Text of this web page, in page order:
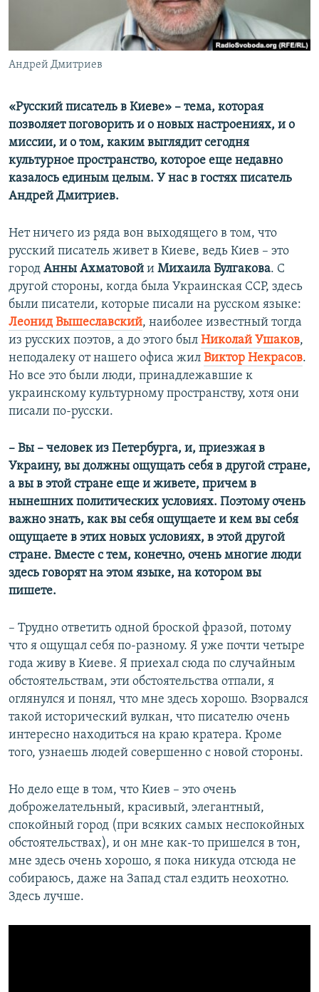
ПОБЕДИТЕЛЕЙ НЕ СУДЯТ?
КРЫМ.НЕПОКОРЕННЫЙ
ELIFBE
Все сайты RFE/RL
Андрей Дмитриев
«Русский писатель в Киеве» – тема, которая
позволяет поговорить и о новых настроениях, и о
миссии, и о том, каким выглядит сегодня
культурное пространство, которое еще недавно
казалось единым целым. У нас в гостях писатель
Андрей Дмитриев.
Нет ничего из ряда вон выходящего в том, что
русский писатель живет в Киеве, ведь Киев – это
город Анны Ахматовой и Михаила Булгакова. С
другой стороны, когда была Украинская ССР, здесь
были писатели, которые писали на русском языке:
Леонид Вышеславский, наиболее известный тогда
из русских поэтов, а до этого был Николай Ушаков,
неподалеку от нашего офиса жил Виктор Некрасов.
Но все это были люди, принадлежавшие к
украинскому культурному пространству, хотя они
писали по-русски.
– Вы – человек из Петербурга, и, приезжая в
Украину, вы должны ощущать себя в другой стране,
а вы в этой стране еще и живете, причем в
нынешних политических условиях. Поэтому очень
важно знать, как вы себя ощущаете и кем вы себя
ощущаете в этих новых условиях, в этой другой
стране. Вместе с тем, конечно, очень многие люди
здесь говорят на этом языке, на котором вы
пишете.
–​ Трудно ответить одной броской фразой, потому
что я ощущал себя по-разному. Я уже почти четыре
года живу в Киеве. Я приехал сюда по случайным
обстоятельствам, эти обстоятельства отпали, я
оглянулся и понял, что мне здесь хорошо. Взорвался
такой исторический вулкан, что писателю очень
интересно находиться на краю кратера. Кроме
того, узнаешь людей совершенно с новой стороны.
Но дело еще в том, что Киев – это очень
доброжелательный, красивый, элегантный,
спокойный город (при всяких самых неспокойных
обстоятельствах), и он мне как-то пришелся в тон,
мне здесь очень хорошо, я пока никуда отсюда не
собираюсь, даже на Запад стал ездить неохотно.
Здесь лучше.